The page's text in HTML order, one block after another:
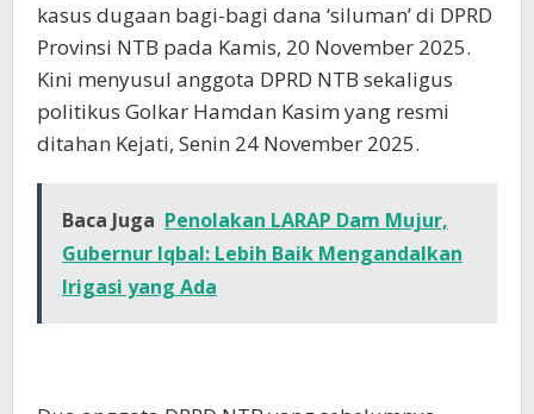
kasus dugaan bagi-bagi dana ‘siluman’ di DPRD
Provinsi NTB pada Kamis, 20 November 2025.
Kini menyusul anggota DPRD NTB sekaligus
politikus Golkar Hamdan Kasim yang resmi
ditahan Kejati, Senin 24 November 2025.
Baca Juga Penolakan LARAP Dam Mujur,
Gubernur Iqbal: Lebih Baik Mengandalkan
Irigasi yang Ada